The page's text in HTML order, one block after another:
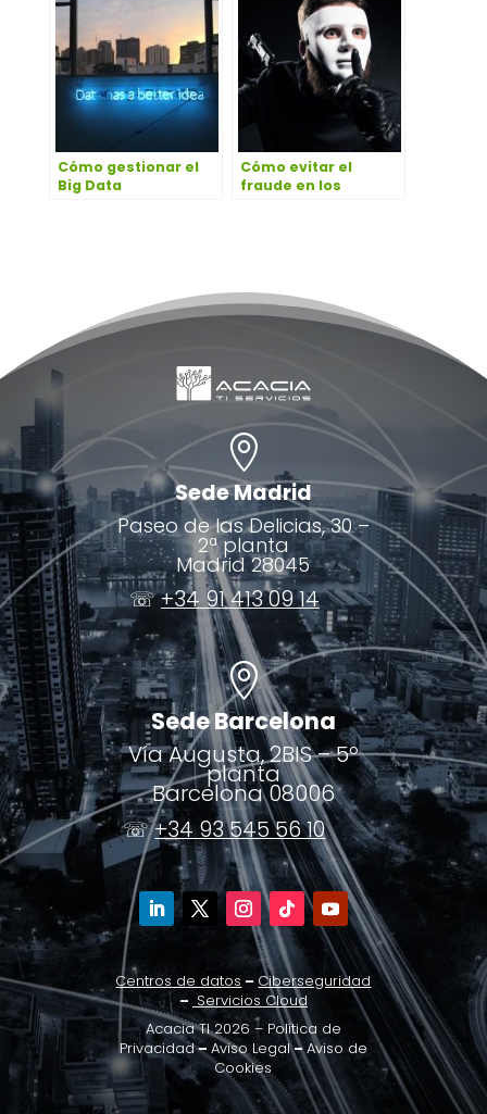
Cómo gestionar el
Big Data
Cómo evitar el
fraude en los

Sede Madrid
Paseo de las Delicias, 30 –
2ª planta
Madrid 28045
☏+34 91 413 09 14

Sede Barcelona
Vía Augusta, 2BIS – 5º
planta
Barcelona 08006
☏+34 93 545 56 10
Centros de datos – Ciberseguridad
– Servicios Cloud
Acacia TI 2026 – Política de
Privacidad–Aviso Legal–Aviso de
Cookies